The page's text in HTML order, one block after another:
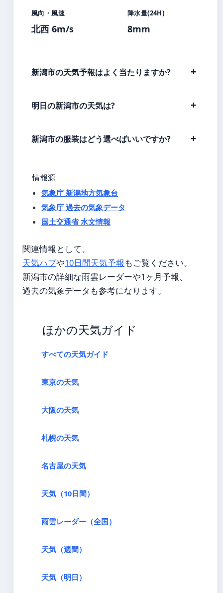
風向・風速
北西 6m/s
降水量(24H)
8mm
新潟市の天気予報はよく当たりますか?
明日の新潟市の天気は?
新潟市の服装はどう選べばいいですか?
情報源
気象庁 新潟地方気象台
気象庁 過去の気象データ
国土交通省 水文情報
関連情報として、
天気ハブや10日間天気予報 もご覧ください。
新潟市の詳細な雨雲レーダーや1ヶ月予報、
過去の気象データも参考になります。
ほかの天気ガイド
すべての天気ガイド
東京の天気
大阪の天気
札幌の天気
名古屋の天気
天気（10日間）
雨雲レーダー（全国）
天気（週間）
天気（明日）